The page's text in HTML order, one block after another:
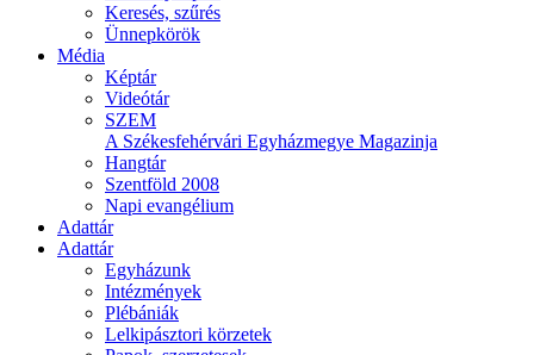
Keresés, szűrés
Ünnepkörök
Média
Képtár
Videótár
SZEM
A Székesfehérvári Egyházmegye Magazinja
Hangtár
Szentföld 2008
Napi evangélium
Adattár
Adattár
Egyházunk
Intézmények
Plébániák
Lelkipásztori körzetek